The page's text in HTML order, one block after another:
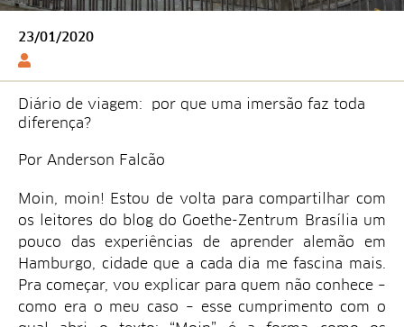
23/01/2020
Diário de viagem: por que uma imersão faz toda
diferença?
Por Anderson Falcão
Moin, moin! Estou de volta para compartilhar com
os leitores do blog do Goethe-Zentrum Brasília um
pouco das experiências de aprender alemão em
Hamburgo, cidade que a cada dia me fascina mais.
Pra começar, vou explicar para quem não conhece –
como era o meu caso – esse cumprimento com o